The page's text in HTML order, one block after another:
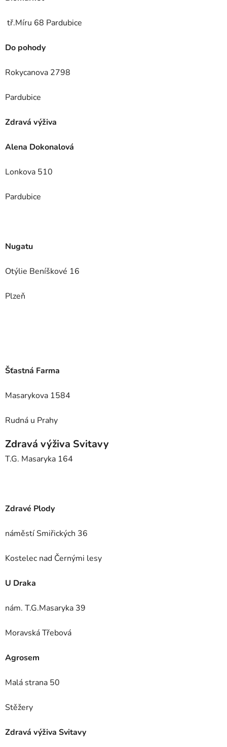
tř.Míru 68 Pardubice
Do pohody
Rokycanova 2798
Pardubice
Zdravá výživa
Alena Dokonalová
Lonkova 510
Pardubice
Nugatu
Otýlie Beníškové 16
Plzeň
Šťastná Farma
Masarykova 1584
Rudná u Prahy
Zdravá výživa Svitavy
T.G. Masaryka 164
Zdravé Plody
náměstí Smiřických 36
Kostelec nad Černými lesy
U Draka
nám. T.G.Masaryka 39
Moravská Třebová
Agrosem
Malá strana 50
Stěžery
Zdravá výživa Svitavy